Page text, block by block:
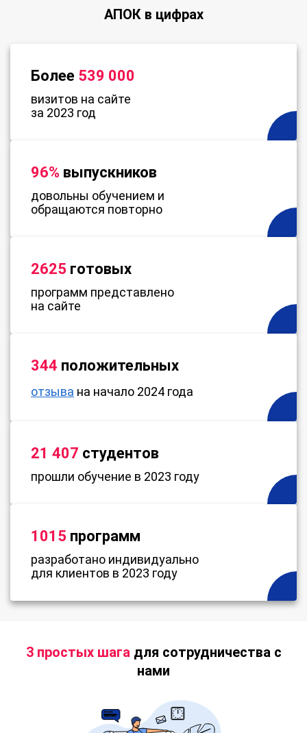
АПОК в цифрах
Более 539 000
визитов на сайте
за 2023 год
96% выпускников
довольны обучением и
обращаются повторно
2625 готовых
программ представлено
на сайте
344 положительных
отзыва на начало 2024 года
21 407 студентов
прошли обучение в 2023 году
1015 программ
разработано индивидуально
для клиентов в 2023 году
3 простых шагадля сотрудничества с
нами